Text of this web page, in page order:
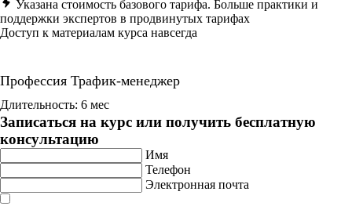
Указана стоимость базового тарифа. Больше практики и
поддержки экспертов в продвинутых тарифах
Доступ к материалам курса навсегда
Профессия Трафик-менеджер
Длительность: 6 мес
Записаться на курс или получить бесплатную
консультацию
Имя
Телефон
Электронная почта